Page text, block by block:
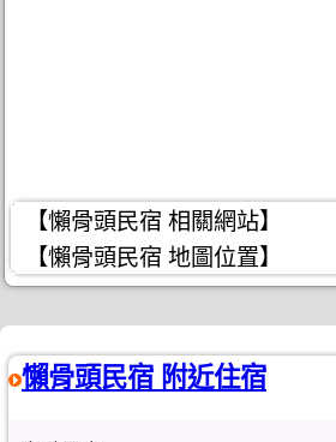
【懶骨頭民宿 相關網站】
【懶骨頭民宿 地圖位置】
懶骨頭民宿 附近住宿